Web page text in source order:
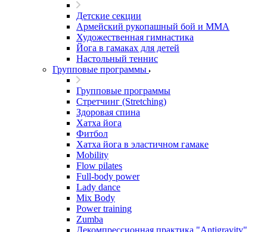
Детские секции
Армейский рукопашный бой и ММА
Художественная гимнастика
Йога в гамаках для детей
Настольный теннис
Групповые программы
Групповые программы
Стретчинг (Stretching)
Здоровая спина
Хатха йога
Фитбол
Хатха йога в эластичном гамаке
Mobility
Flow pilates
Full-body power
Lady dance
Mix Body
Power training
Zumba
Декомпрессионная практика "Antigravity"